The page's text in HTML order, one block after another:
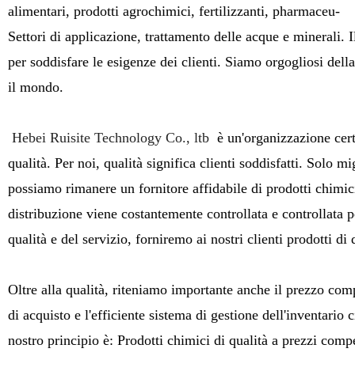
alimentari, prodotti agrochimici, fertilizzanti, pharmaceu-
Settori di applicazione, trattamento delle acque e minerali.
per soddisfare le esigenze dei clienti. Siamo orgogliosi
il mondo.
Hebei Ruisite Technology Co., ltb è un'organizzazione
qualità. Per noi, qualità significa clienti soddisfatti. Solo
possiamo rimanere un fornitore affidabile di prodotti
distribuzione viene costantemente controllata e
qualità e del servizio, forniremo ai nostri clienti prodotti di
Oltre alla qualità, riteniamo importante anche il prezzo
di acquisto e l'efficiente sistema di gestione
nostro principio è: Prodotti chimici di qualità a prezzi